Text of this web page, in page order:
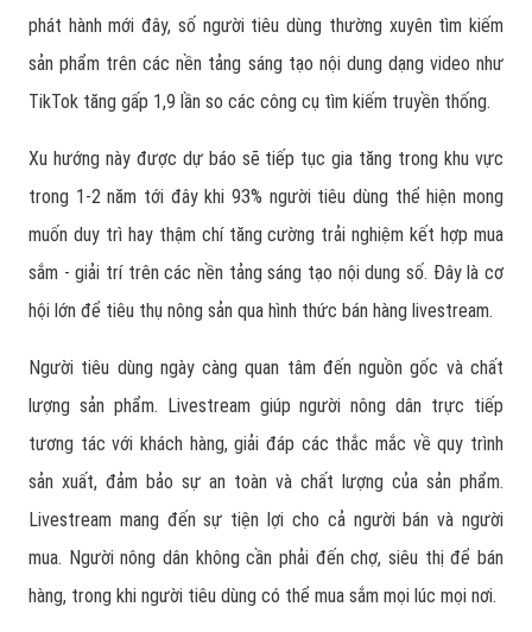
phát hành mới đây, số người tiêu dùng thường xuyên tìm kiếm
sản phẩm trên các nền tảng sáng tạo nội dung dạng video như
TikTok tăng gấp 1,9 lần so các công cụ tìm kiếm truyền thống.
Xu hướng này được dự báo sẽ tiếp tục gia tăng trong khu vực
trong 1-2 năm tới đây khi 93% người tiêu dùng thể hiện mong
muốn duy trì hay thậm chí tăng cường trải nghiệm kết hợp mua
sắm - giải trí trên các nền tảng sáng tạo nội dung số. Đây là cơ
hội lớn để tiêu thụ nông sản qua hình thức bán hàng livestream.
Người tiêu dùng ngày càng quan tâm đến nguồn gốc và chất
lượng sản phẩm. Livestream giúp người nông dân trực tiếp
tương tác với khách hàng, giải đáp các thắc mắc về quy trình
sản xuất, đảm bảo sự an toàn và chất lượng của sản phẩm.
Livestream mang đến sự tiện lợi cho cả người bán và người
mua. Người nông dân không cần phải đến chợ, siêu thị để bán
hàng, trong khi người tiêu dùng có thể mua sắm mọi lúc mọi nơi.